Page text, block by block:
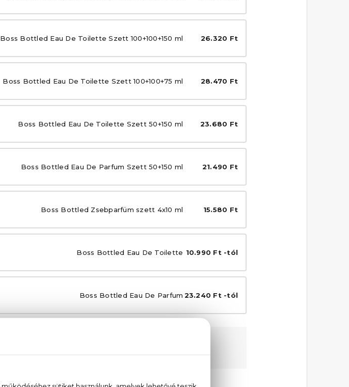
Boss Bottled Eau De Toilette Szett 100+100+150 ml 26.320 Ft
Boss Bottled Eau De Toilette Szett 100+100+75 ml 28.470 Ft
Boss Bottled Eau De Toilette Szett 50+150 ml 23.680 Ft
Boss Bottled Eau De Parfum Szett 50+150 ml 21.490 Ft
Boss Bottled Zsebparfüm szett 4x10 ml 15.580 Ft
Boss Bottled Eau De Toilette 10.990 Ft -tól
Boss Bottled Eau De Parfum 23.240 Ft -tól